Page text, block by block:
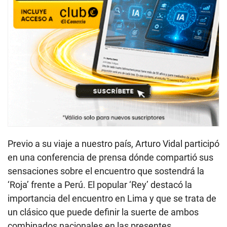
Previo a su viaje a nuestro país, Arturo Vidal participó
en una conferencia de prensa dónde compartió sus
sensaciones sobre el encuentro que sostendrá la
‘Roja’ frente a Perú. El popular ‘Rey’ destacó la
importancia del encuentro en Lima y que se trata de
un clásico que puede definir la suerte de ambos